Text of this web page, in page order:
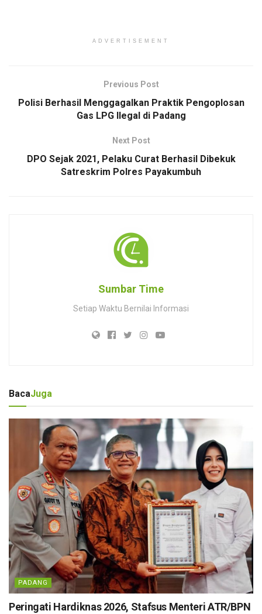
ADVERTISEMENT
Previous Post
Polisi Berhasil Menggagalkan Praktik Pengoplosan
Gas LPG Ilegal di Padang
Next Post
DPO Sejak 2021, Pelaku Curat Berhasil Dibekuk
Satreskrim Polres Payakumbuh
Sumbar Time
Setiap Waktu Bernilai Informasi
BacaJuga
PADANG
Peringati Hardiknas 2026, Stafsus Menteri ATR/BPN